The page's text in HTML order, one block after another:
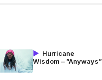
Hurricane
Wisdom – ”Anyways”